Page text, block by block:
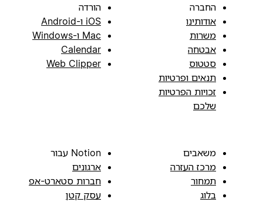
החברה
אודותינו
משרות
אבטחה
סטטוס
תנאים ופרטיות
זכויות הפרטיות
שלכם
הורדה
iOS ו-Android
Mac ו-Windows
Calendar
Web Clipper
משאבים
מרכז העזרה
תמחור
בלוג
Notion עבור
ארגונים
חברות סטארט-אפ
עסק קטן